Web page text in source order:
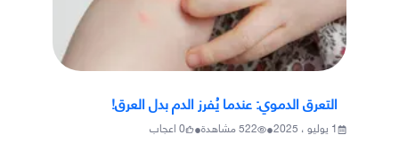
التعرق الدموي: عندما يُفرز الدم بدل العرق!
1 يوليو ، 2025 •
522مشاهدة•
0اعجاب